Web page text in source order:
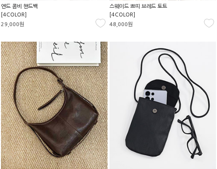
엔드 콤비 핸드백
[4COLOR]
29,000원
스웨이드 쁘띠 브레드 토트
[4COLOR]
48,000원